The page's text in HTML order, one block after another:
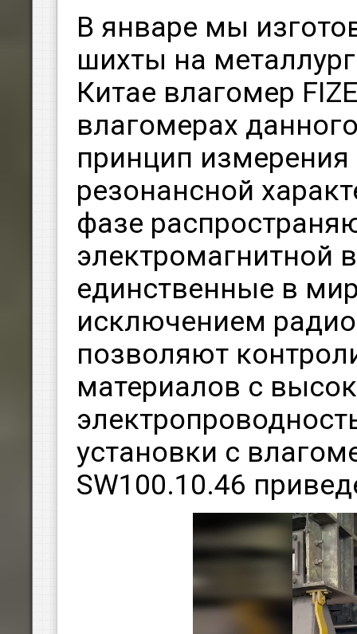
В январе мы
шихты на
Китае влагомер
влагомерах
принцип
резонансной
фазе
электромагнитной
единственные в
исключением
позволяют
материалов с
установки с
SW100.10.46